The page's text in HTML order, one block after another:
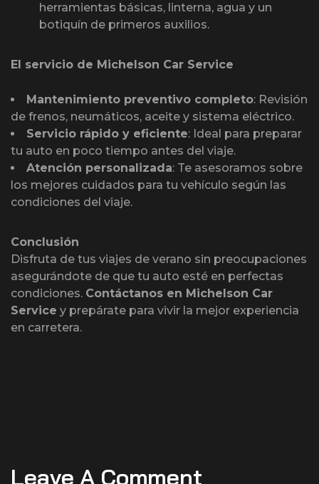
herramientas básicas, linterna, agua y un
botiquín de primeros auxilios.
El servicio de Michelson Car Service
Mantenimiento preventivo completo: Revisión
de frenos, neumáticos, aceite y sistema eléctrico.
Servicio rápido y eficiente: Ideal para preparar
tu auto en poco tiempo antes del viaje.
Atención personalizada: Te asesoramos sobre
los mejores cuidados para tu vehículo según las
condiciones del viaje.
Conclusión
Disfruta de tus viajes de verano sin preocupaciones
asegurándote de que tu auto esté en perfectas
condiciones. Contáctanos en Michelson Car
Service y prepárate para vivir la mejor experiencia
en carretera.
Leave A Comment